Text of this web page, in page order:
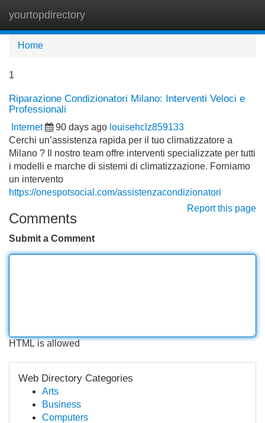
yourtopdirectory
Home
1
Riparazione Condizionatori Milano: Interventi Veloci e
Professionali
Internet 90 days ago louisehclz859133
Cerchi un’assistenza rapida per il tuo climatizzatore a
Milano ? Il nostro team offre interventi specializzate per tutti
i modelli e marche di sistemi di climatizzazione. Forniamo
un intervento
https://onespotsocial.com/assistenzacondizionatori
Report this page
Comments
Submit a Comment
HTML is allowed
Web Directory Categories
Arts
Business
Computers